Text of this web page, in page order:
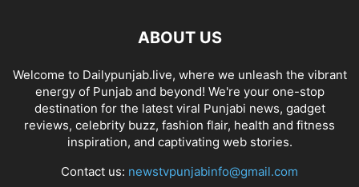
ABOUT US
Welcome to Dailypunjab.live, where we unleash the vibrant
energy of Punjab and beyond! We're your one-stop
destination for the latest viral Punjabi news, gadget
reviews, celebrity buzz, fashion flair, health and fitness
inspiration, and captivating web stories.
Contact us: newstvpunjabinfo@gmail.com